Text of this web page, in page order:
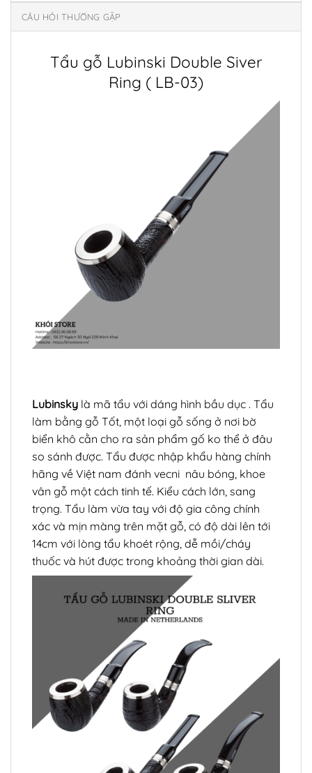
CÂU HỎI THƯỜNG GẶP
Tẩu gỗ Lubinski Double Siver
Ring ( LB-03)
Lubinsky là mã tẩu với dáng hình bầu dục . Tẩu
làm bằng gỗ Tốt, một loại gỗ sống ở nơi bờ
biển khô cằn cho ra sản phẩm gố ko thể ở đâu
so sánh được. Tẩu được nhập khẩu hàng chính
hãng về Việt nam đánh vecni nâu bóng, khoe
vân gỗ một cách tinh tế. Kiểu cách lớn, sang
trọng. Tẩu làm vừa tay với độ gia công chính
xác và mịn màng trên mặt gỗ, có độ dài lên tới
14cm với lòng tẩu khoét rộng, dễ mồi/cháy
thuốc và hút được trong khoảng thời gian dài.